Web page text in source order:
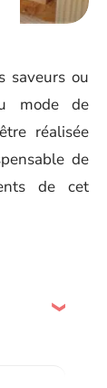
saveurs ou
mode de
réalisée
de
de cet